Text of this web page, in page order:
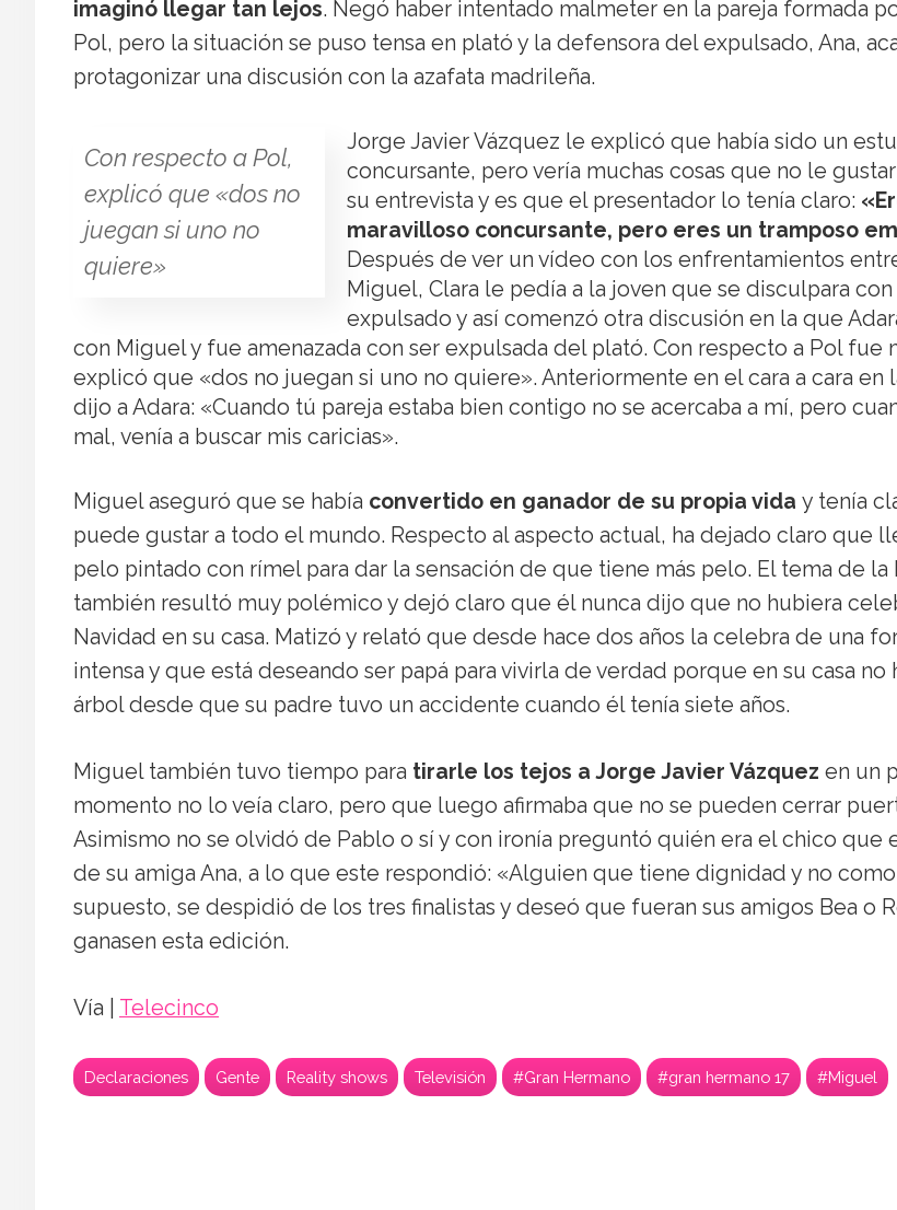
imaginó llegar tan lejos. Negó haber intentado malmeter en la pareja formada
Pol, pero la situación se puso tensa en plató y la defensora del expulsado, Ana,
protagonizar una discusión con la azafata madrileña.
Con respecto a Pol,
explicó que «dos no
juegan si uno no
quiere»
Jorge Javier Vázquez le explicó que había sido un
concursante, pero vería muchas cosas que no le
su entrevista y es que el presentador lo tenía claro:
maravilloso concursante, pero eres un tramposo
Después de ver un vídeo con los enfrentamientos
Miguel, Clara le pedía a la joven que se disculpara
expulsado y así comenzó otra discusión en la que
con Miguel y fue amenazada con ser expulsada del plató. Con respecto a Pol fue
explicó que «dos no juegan si uno no quiere». Anteriormente en el cara a cara en
dijo a Adara: «Cuando tú pareja estaba bien contigo no se acercaba a mí, pero
mal, venía a buscar mis caricias».
Miguel aseguró que se había convertido en ganador de su propia vida y tenía
puede gustar a todo el mundo. Respecto al aspecto actual, ha dejado claro que
pelo pintado con rímel para dar la sensación de que tiene más pelo. El tema de la
también resultó muy polémico y dejó claro que él nunca dijo que no hubiera
Navidad en su casa. Matizó y relató que desde hace dos años la celebra de una
intensa y que está deseando ser papá para vivirla de verdad porque en su casa no
árbol desde que su padre tuvo un accidente cuando él tenía siete años.
Miguel también tuvo tiempo para tirarle los tejos a Jorge Javier Vázquez en un
momento no lo veía claro, pero que luego afirmaba que no se pueden cerrar
Asimismo no se olvidó de Pablo o sí y con ironía preguntó quién era el chico que
de su amiga Ana, a lo que este respondió: «Alguien que tiene dignidad y no
supuesto, se despidió de los tres finalistas y deseó que fueran sus amigos Bea o
ganasen esta edición.
Vía | Telecinco
Declaraciones Gente Reality shows Televisión #Gran Hermano #gran hermano 17 #Miguel